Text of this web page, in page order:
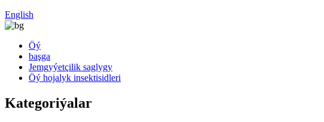
English
Öý
başga
Jemgyýetçilik saglygy
Öý hojalyk insektisidleri
Kategoriýalar